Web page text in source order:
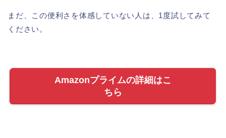
まだ、この便利さを体感していない人は、1度試してみて
ください。
Amazonプライムの詳細はこ
ちら